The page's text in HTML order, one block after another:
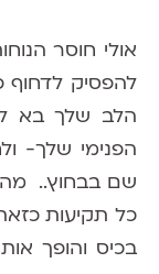
אולי חוסר
להפסיק לדחוף
הלב שלך בא
הפנימי שלך-
שם בבחוץ.. מה
כל תקיעות
בכיס והופך